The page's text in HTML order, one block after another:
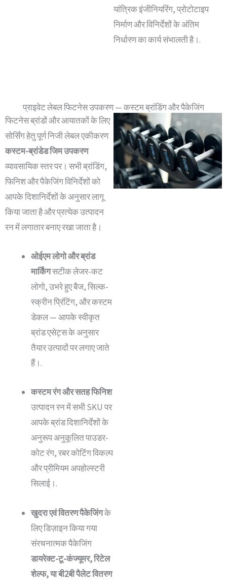
यांत्रिक इंजीनियरिंग, प्रोटोटाइप
निर्माण और विनिर्देशों के अंतिम
निर्धारण का कार्य संभालती है।.
प्राइवेट लेबल फिटनेस उपकरण — कस्टम ब्रांडिंग और पैकेजिंग
फिटनेस ब्रांडों और आयातकों के लिए
सोर्सिंग हेतु पूर्ण निजी लेबल एकीकरण
कस्टम-ब्रांडेड जिम उपकरण
व्यावसायिक स्तर पर। सभी ब्रांडिंग,
फिनिश और पैकेजिंग विनिर्देशों को
आपके दिशानिर्देशों के अनुसार लागू
किया जाता है और प्रत्येक उत्पादन
रन में लगातार बनाए रखा जाता है।
ओईएम लोगो और ब्रांड
मार्किंगसटीक लेजर-कट
लोगो, उभरे हुए बैज, सिल्क-
स्क्रीन प्रिंटिंग, और कस्टम
डेकल — आपके स्वीकृत
ब्रांड एसेट्स के अनुसार
तैयार उत्पादों पर लगाए जाते
हैं।.
कस्टम रंग और सतह फिनिश
उत्पादन रन में सभी SKU पर
आपके ब्रांड दिशानिर्देशों के
अनुरूप अनुकूलित पाउडर-
कोट रंग, रबर कोटिंग विकल्प
और प्रीमियम अपहोल्स्टरी
सिलाई।.
खुदरा एवं वितरण पैकेजिंगके
लिए डिज़ाइन किया गया
संरचनात्मक पैकेजिंग
डायरेक्ट-टू-कंज्यूमर, रिटेल
शेल्फ, या बी2बी पैलेट वितरण